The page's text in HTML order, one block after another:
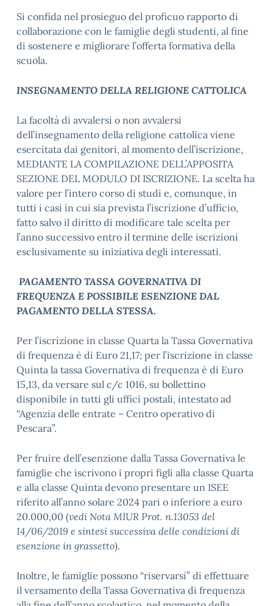
Si confida nel prosieguo del proficuo rapporto di
collaborazione con le famiglie degli studenti, al fine
di sostenere e migliorare l’offerta formativa della
scuola.
INSEGNAMENTO DELLA RELIGIONE CATTOLICA
La facoltà di avvalersi o non avvalersi
dell’insegnamento della religione cattolica viene
esercitata dai genitori, al momento dell’iscrizione,
MEDIANTE LA COMPILAZIONE DELL’APPOSITA
SEZIONE DEL MODULO DI ISCRIZIONE. La scelta ha
valore per l’intero corso di studi e, comunque, in
tutti i casi in cui sia prevista l’iscrizione d’ufficio,
fatto salvo il diritto di modificare tale scelta per
l’anno successivo entro il termine delle iscrizioni
esclusivamente su iniziativa degli interessati.
PAGAMENTO TASSA GOVERNATIVA DI
FREQUENZA E POSSIBILE ESENZIONE DAL
PAGAMENTO DELLA STESSA.
Per l’iscrizione in classe Quarta la Tassa Governativa
di frequenza è di Euro 21,17; per l’iscrizione in classe
Quinta la tassa Governativa di frequenza è di Euro
15,13, da versare sul c/c 1016, su bollettino
disponibile in tutti gli uffici postali, intestato ad
“Agenzia delle entrate – Centro operativo di
Pescara”.
Per fruire dell’esenzione dalla Tassa Governativa le
famiglie che iscrivono i propri figli alla classe Quarta
e alla classe Quinta devono presentare un ISEE
riferito all’anno solare 2024 pari o inferiore a euro
20.000,00 (vedi Nota MIUR Prot. n.13053 del
14/06/2019 e sintesi successiva delle condizioni di
esenzione in grassetto).
Inoltre, le famiglie possono “riservarsi” di effettuare
il versamento della Tassa Governativa di frequenza